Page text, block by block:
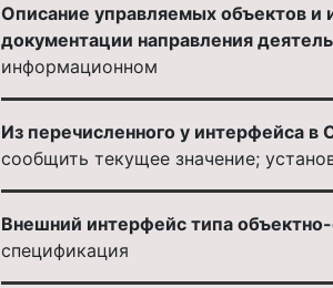
Описание управляемых объектов и
документации направления
информационном
Из перечисленного у интерфейса в
сообщить текущее значение;
Внешний интерфейс типа
спецификация